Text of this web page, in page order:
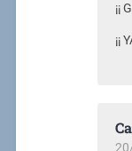
¡¡
¡¡